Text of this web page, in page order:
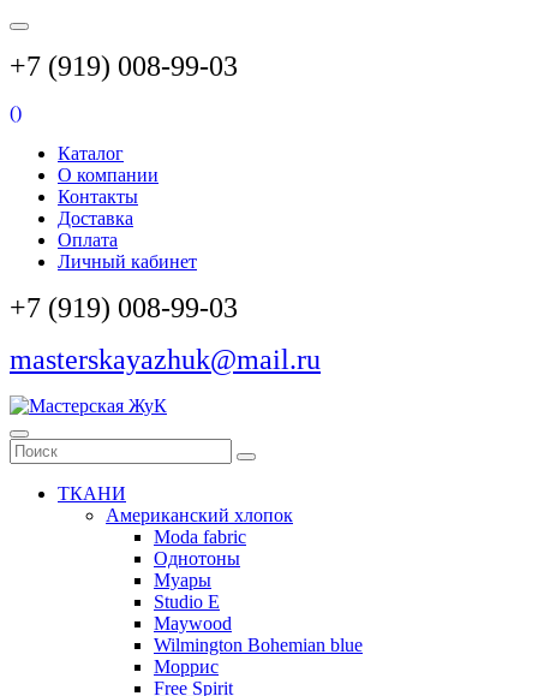
+7 (919) 008-99-03
()
Каталог
О компании
Контакты
Доставка
Оплата
Личный кабинет
+7 (919) 008-99-03
masterskayazhuk@mail.ru
ТКАНИ
Американский хлопок
Moda fabric
Однотоны
Муары
Studio E
Maywood
Wilmington Bohemian blue
Моррис
Free Spirit